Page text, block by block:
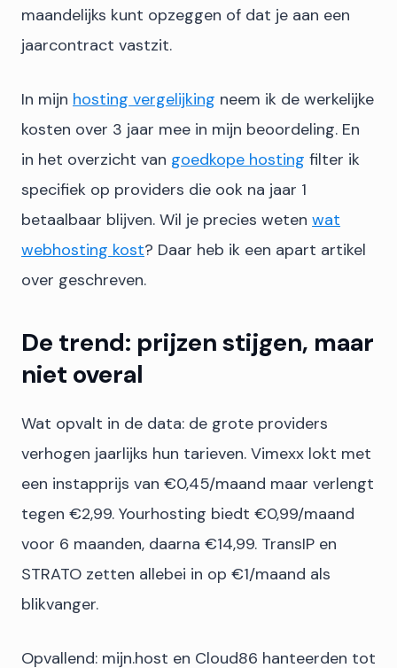
maandelijks kunt opzeggen of dat je aan een
jaarcontract vastzit.
In mijn hosting vergelijking neem ik de werkelijke
kosten over 3 jaar mee in mijn beoordeling. En
in het overzicht van goedkope hosting filter ik
specifiek op providers die ook na jaar 1
betaalbaar blijven. Wil je precies weten wat
webhosting kost? Daar heb ik een apart artikel
over geschreven.
De trend: prijzen stijgen, maar
niet overal
Wat opvalt in de data: de grote providers
verhogen jaarlijks hun tarieven. Vimexx lokt met
een instapprijs van €0,45/maand maar verlengt
tegen €2,99. Yourhosting biedt €0,99/maand
voor 6 maanden, daarna €14,99. TransIP en
STRATO zetten allebei in op €1/maand als
blikvanger.
Opvallend: mijn.host en Cloud86 hanteerden tot